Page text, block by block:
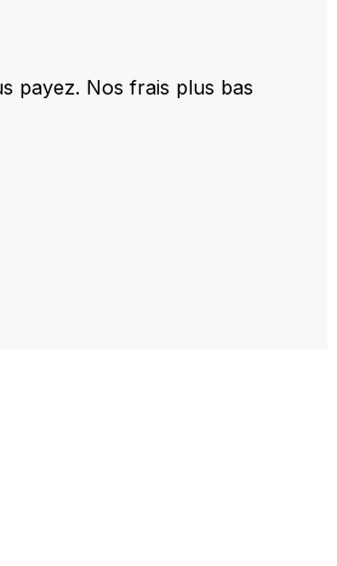
payez. Nos frais plus bas